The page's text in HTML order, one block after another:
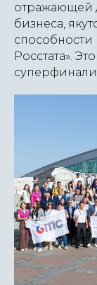
отражающей
бизнеса,
способности
Росстата».